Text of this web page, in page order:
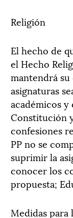
Religión
El hecho de
el Hecho
mantendrá su
asignaturas
académicos y
Constitución
confesiones
PP no se
suprimir la
conocer los
propuesta;
Medidas para